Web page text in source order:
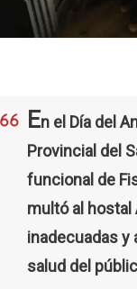
En el Día del
Provincial del
funcional de
multó al
inadecuadas y
salud del